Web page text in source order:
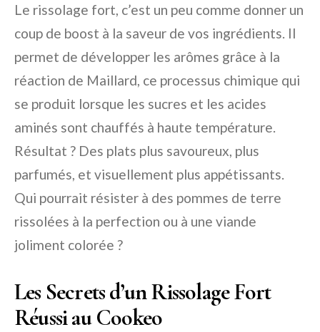
Le rissolage fort, c’est un peu comme donner un
coup de boost à la saveur de vos ingrédients. Il
permet de développer les arômes grâce à la
réaction de Maillard, ce processus chimique qui
se produit lorsque les sucres et les acides
aminés sont chauffés à haute température.
Résultat ? Des plats plus savoureux, plus
parfumés, et visuellement plus appétissants.
Qui pourrait résister à des pommes de terre
rissolées à la perfection ou à une viande
joliment colorée ?
Les Secrets d’un Rissolage Fort
Réussi au Cookeo